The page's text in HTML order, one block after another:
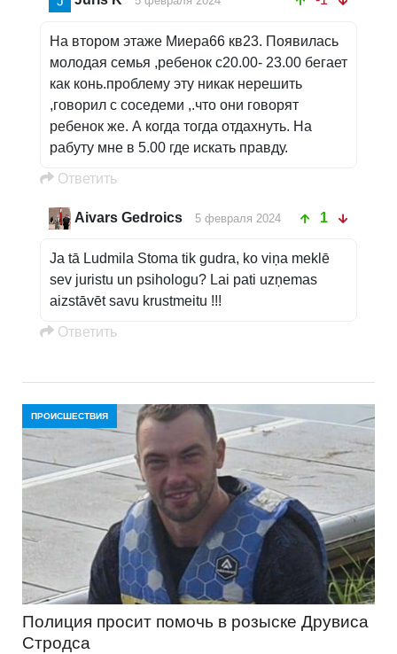
На втором этаже Миера66 кв23. Появилась
молодая семья ,ребенок с20.00- 23.00 бегает
как конь.проблему эту никак нерешить
,говорил с соседеми ,.что они говорят
ребенок же. А когда тогда отдахнуть. На
рабуту мне в 5.00 где искать правду.
Oтветить
Aivars Gedroics 5 февраля 2024 1
Ja tā Ludmila Stoma tik gudra, ko viņa meklē
sev juristu un psihologu? Lai pati uzņemas
aizstāvēt savu krustmeitu !!!
Oтветить
ПРОИСШЕСТВИЯ
Полиция просит помочь в розыске Друвиса
Стродса